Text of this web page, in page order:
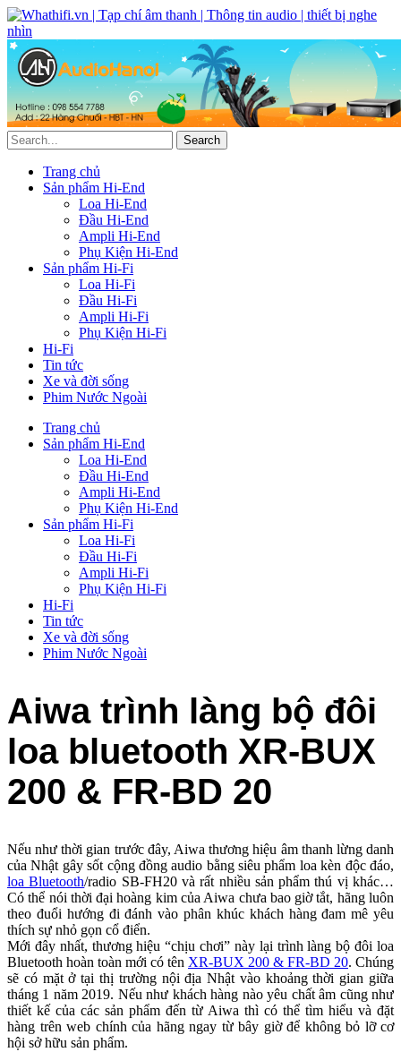
Trang chủ
Sản phẩm Hi-End
Loa Hi-End
Đầu Hi-End
Ampli Hi-End
Phụ Kiện Hi-End
Sản phẩm Hi-Fi
Loa Hi-Fi
Đầu Hi-Fi
Ampli Hi-Fi
Phụ Kiện Hi-Fi
Hi-Fi
Tin tức
Xe và đời sống
Phim Nước Ngoài
Trang chủ
Sản phẩm Hi-End
Loa Hi-End
Đầu Hi-End
Ampli Hi-End
Phụ Kiện Hi-End
Sản phẩm Hi-Fi
Loa Hi-Fi
Đầu Hi-Fi
Ampli Hi-Fi
Phụ Kiện Hi-Fi
Hi-Fi
Tin tức
Xe và đời sống
Phim Nước Ngoài
Aiwa trình làng bộ đôi
loa bluetooth XR-BUX
200 & FR-BD 20
Nếu như thời gian trước đây, Aiwa thương hiệu âm thanh lừng danh
của Nhật gây sốt cộng đồng audio bằng siêu phẩm loa kèn độc đáo,
loa Bluetooth/radio SB-FH20 và rất nhiều sản phẩm thú vị khác…
Có thể nói thời đại hoàng kim của Aiwa chưa bao giờ tắt, hãng luôn
theo đuổi hướng đi đánh vào phân khúc khách hàng đam mê yêu
thích sự nhỏ gọn cổ điển.
Mới đây nhất, thương hiệu “chịu chơi” này lại trình làng bộ đôi loa
Bluetooth hoàn toàn mới có tên XR-BUX 200 & FR-BD 20. Chúng
sẽ có mặt ở tại thị trường nội địa Nhật vào khoảng thời gian giữa
tháng 1 năm 2019. Nếu như khách hàng nào yêu chất âm cũng như
thiết kế của các sản phẩm đến từ Aiwa thì có thể tìm hiểu và đặt
hàng trên web chính của hãng ngay từ bây giờ để không bỏ lỡ cơ
hội sở hữu sản phẩm.